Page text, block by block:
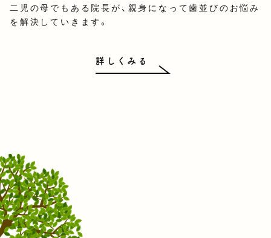
二児の母でもある院長が、親身になって歯並びのお悩み
を解決していきます。
詳しくみる